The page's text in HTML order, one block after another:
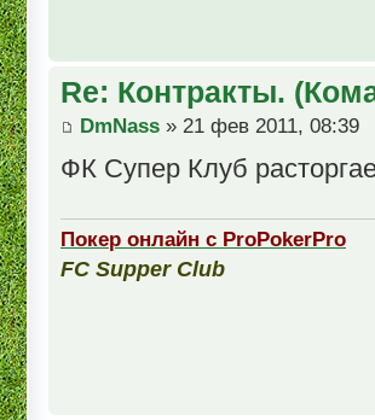
Re: Контракты.
DmNass » 21 фев 2011, 08:39
ФК Супер Клуб
Покер онлайн с ProPokerPro
FC Supper Club